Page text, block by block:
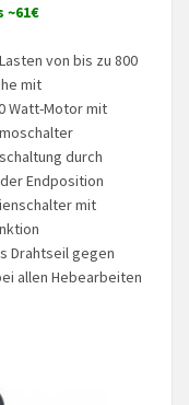
~61€
von bis zu 800
mit
Watt-Motor mit
durch
Endposition
mit
Drahtseil gegen
allen Hebearbeiten